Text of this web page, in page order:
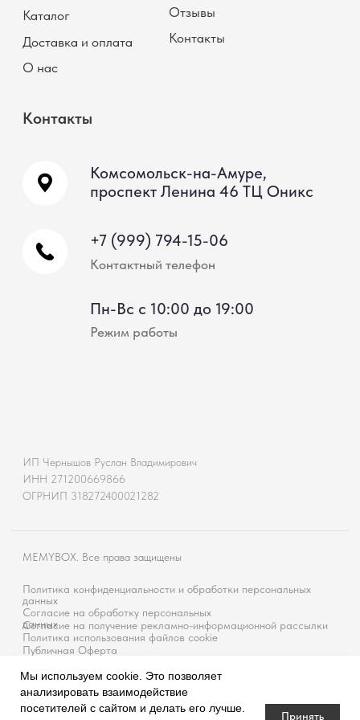
Мы используем cookie. Это позволяет
анализировать взаимодействие
посетителей с сайтом и делать его лучше.
Принять